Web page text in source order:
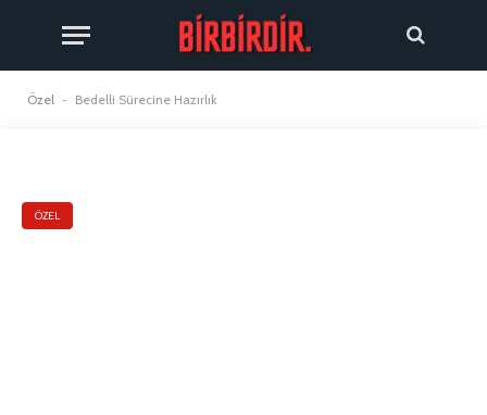
Özel - Bedelli Sürecine Hazırlık
ÖZEL